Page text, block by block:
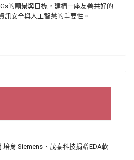
的願景與目標，建構一座友善共好的
訊安全與人工智慧的重要性。
育 Siemens、茂泰科技捐贈EDA軟